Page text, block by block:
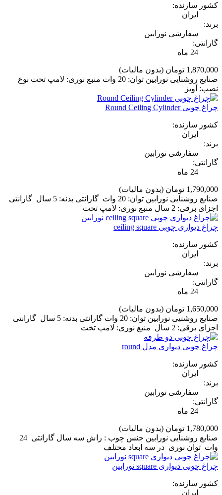
کشور سازنده:
ایران
برند:
سفارشی نورابین
گارانتی:
24 ماه
1,870,000 تومان
(بدون مالیات)
صنایع روشنایی نورابین توان: 20 وات منبع نوری: لامپ تخت نوع
نصب: آویز
چراغ چوبی Round Ceiling Cylinder
کشور سازنده:
ایران
برند:
سفارشی نورابین
گارانتی:
24 ماه
1,790,000 تومان
(بدون مالیات)
صنایع روشنایی نورابین توان: 20 وات گارانتی بدنه: 5 سال گارانتی
اجزای برقی: 2 سال منبع نوری: لامپ تخت
چراغ دیواری چوبی ceiling square
کشور سازنده:
ایران
برند:
سفارشی نورابین
گارانتی:
24 ماه
1,650,000 تومان
(بدون مالیات)
صنایع روشنیی نورابین توان: 20 وات گارانتی بدنه: 5 سال گارانتی
اجزای برقی: 2 سال منبع نوری: لامپ تخت
چراغ چوبی دیواری مدل round
کشور سازنده:
ایران
برند:
سفارشی نورابین
گارانتی:
24 ماه
1,780,000 تومان
(بدون مالیات)
صنایع روشنایی نورابین جنس چوب : راش سه سال گارانتی 24
وات توان نوری در سه ابعاد مختلف
چراغ چوبی دیواری square نورابین
کشور سازنده:
ایران